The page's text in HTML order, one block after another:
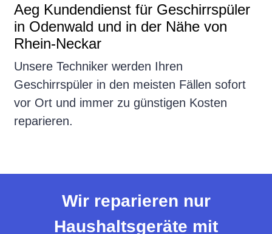
Aeg Kundendienst für Geschirrspüler
in Odenwald und in der Nähe von
Rhein-Neckar
Unsere Techniker werden Ihren
Geschirrspüler in den meisten Fällen sofort
vor Ort und immer zu günstigen Kosten
reparieren.
Wir reparieren nur
Haushaltsgeräte mit